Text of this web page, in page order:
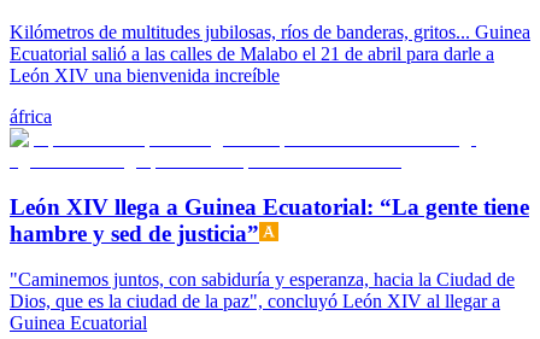
Kilómetros de multitudes jubilosas, ríos de banderas, gritos... Guinea
Ecuatorial salió a las calles de Malabo el 21 de abril para darle a
León XIV una bienvenida increíble
áfrica
León XIV llega a Guinea Ecuatorial: “La gente tiene
hambre y sed de justicia”
"Caminemos juntos, con sabiduría y esperanza, hacia la Ciudad de
Dios, que es la ciudad de la paz", concluyó León XIV al llegar a
Guinea Ecuatorial